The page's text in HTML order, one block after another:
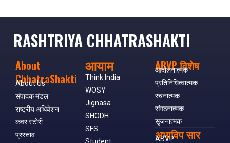
RASHTRIYA CHHATRASHAKTI
About
ChhatraShakti
About Us
संपादक मंडल
राष्ट्रीय अधिवेशन
कवर स्टोरी
प्रस्ताव
आयाम
Think India
WOSY
Jignasa
SHODH
SFS
Student
ABVP विशेष
आंदोलनात्मक
प्रतिनिधित्वात्मक
रचनात्मक
संगठनात्मक
सृजनात्मक
अभाविप सार
ABVP